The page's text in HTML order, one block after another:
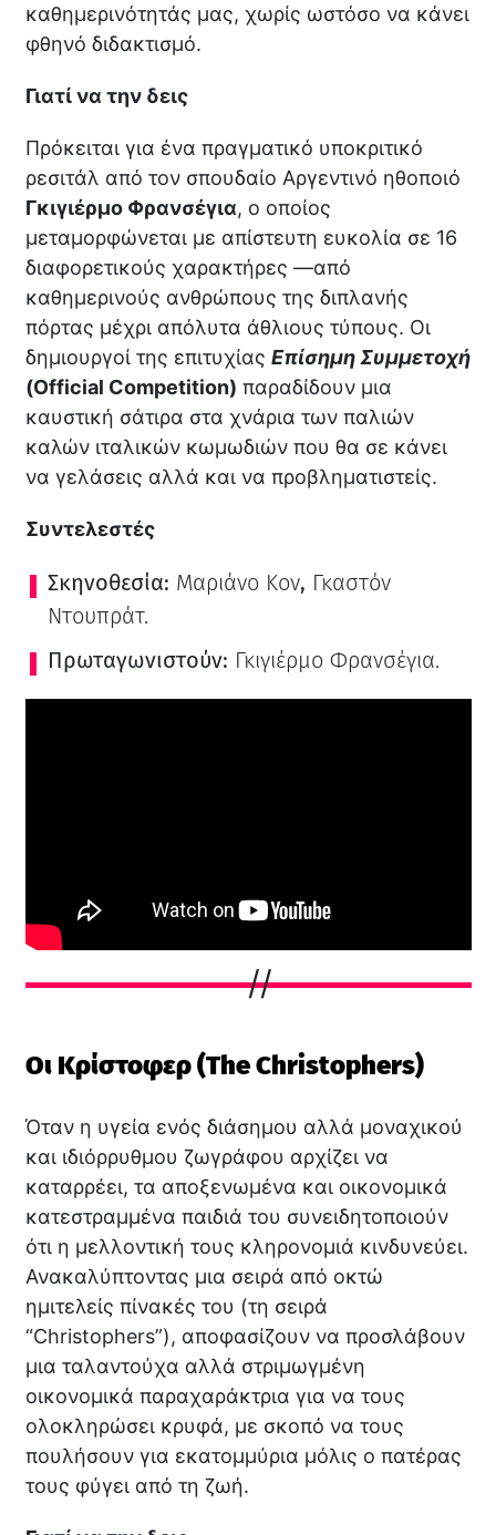
καθημερινότητάς μας, χωρίς ωστόσο να κάνει
φθηνό διδακτισμό.
Γιατί να την δεις
Πρόκειται για ένα πραγματικό υποκριτικό
ρεσιτάλ από τον σπουδαίο Αργεντινό ηθοποιό
Γκιγιέρμο Φρανσέγια, ο οποίος
μεταμορφώνεται με απίστευτη ευκολία σε 16
διαφορετικούς χαρακτήρες —από
καθημερινούς ανθρώπους της διπλανής
πόρτας μέχρι απόλυτα άθλιους τύπους. Οι
δημιουργοί της επιτυχίας Επίσημη Συμμετοχή
(Official Competition) παραδίδουν μια
καυστική σάτιρα στα χνάρια των παλιών
καλών ιταλικών κωμωδιών που θα σε κάνει
να γελάσεις αλλά και να προβληματιστείς.
Συντελεστές
Σκηνοθεσία: Μαριάνο Κον, Γκαστόν
Ντουπράτ.
Πρωταγωνιστούν: Γκιγιέρμο Φρανσέγια.
Οι Κρίστοφερ (The Christophers)
Όταν η υγεία ενός διάσημου αλλά μοναχικού
και ιδιόρρυθμου ζωγράφου αρχίζει να
καταρρέει, τα αποξενωμένα και οικονομικά
κατεστραμμένα παιδιά του συνειδητοποιούν
ότι η μελλοντική τους κληρονομιά κινδυνεύει.
Ανακαλύπτοντας μια σειρά από οκτώ
ημιτελείς πίνακές του (τη σειρά
“Christophers”), αποφασίζουν να προσλάβουν
μια ταλαντούχα αλλά στριμωγμένη
οικονομικά παραχαράκτρια για να τους
ολοκληρώσει κρυφά, με σκοπό να τους
πουλήσουν για εκατομμύρια μόλις ο πατέρας
τους φύγει από τη ζωή.